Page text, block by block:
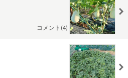
コメント(4)